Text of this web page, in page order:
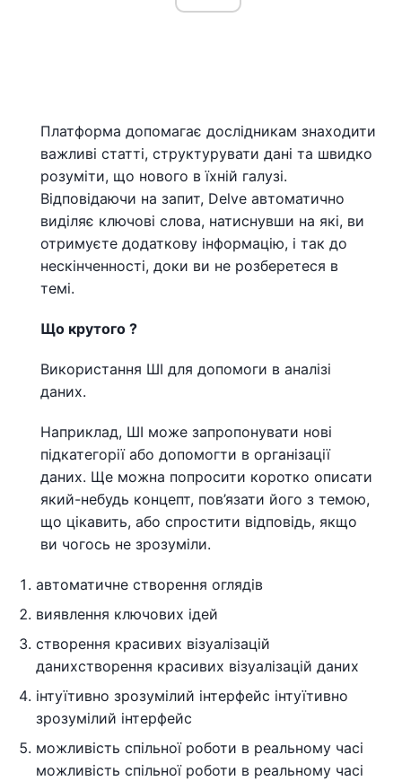
Платформа допомагає дослідникам знаходити
важливі статті, структурувати дані та швидко
розуміти, що нового в їхній галузі.
Відповідаючи на запит, Delve автоматично
виділяє ключові слова, натиснувши на які, ви
отримуєте додаткову інформацію, і так до
нескінченності, доки ви не розберетеся в
темі.
Що крутого ?
Використання ШІ для допомоги в аналізі
даних.
Наприклад, ШІ може запропонувати нові
підкатегорії або допомогти в організації
даних. Ще можна попросити коротко описати
який-небудь концепт, пов’язати його з темою,
що цікавить, або спростити відповідь, якщо
ви чогось не зрозуміли.
автоматичне створення оглядів
виявлення ключових ідей
створення красивих візуалізацій
данихстворення красивих візуалізацій даних
інтуїтивно зрозумілий інтерфейс інтуїтивно
зрозумілий інтерфейс
можливість спільної роботи в реальному часі
можливість спільної роботи в реальному часі